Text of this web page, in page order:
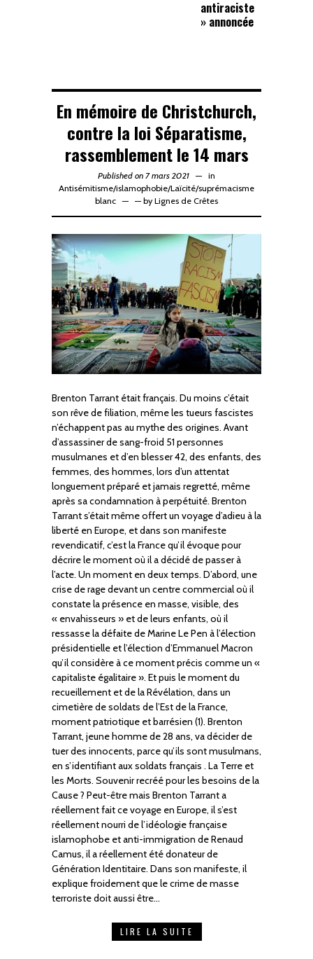
antiraciste
» annoncée
En mémoire de Christchurch,
contre la loi Séparatisme,
rassemblement le 14 mars
Published on 7 mars 2021
in
Antisémitisme/islamophobie/Laïcité/suprémacisme
blanc
— by Lignes de Crêtes
Brenton Tarrant était français. Du moins c’était
son rêve de filiation, même les tueurs fascistes
n’échappent pas au mythe des origines. Avant
d’assassiner de sang-froid 51 personnes
musulmanes et d’en blesser 42, des enfants, des
femmes, des hommes, lors d’un attentat
longuement préparé et jamais regretté, même
après sa condamnation à perpétuité. Brenton
Tarrant s’était même offert un voyage d’adieu à la
liberté en Europe, et dans son manifeste
revendicatif, c’est la France qu’il évoque pour
décrire le moment où il a décidé de passer à
l’acte. Un moment en deux temps. D’abord, une
crise de rage devant un centre commercial où il
constate la présence en masse, visible, des
« envahisseurs » et de leurs enfants, où il
ressasse la défaite de Marine Le Pen à l’élection
présidentielle et l’élection d’Emmanuel Macron
qu’il considère à ce moment précis comme un «
capitaliste égalitaire ». Et puis le moment du
recueillement et de la Révélation, dans un
cimetière de soldats de l’Est de la France,
moment patriotique et barrésien (1). Brenton
Tarrant, jeune homme de 28 ans, va décider de
tuer des innocents, parce qu’ils sont musulmans,
en s’identifiant aux soldats français . La Terre et
les Morts. Souvenir recréé pour les besoins de la
Cause ? Peut-être mais Brenton Tarrant a
réellement fait ce voyage en Europe, il s’est
réellement nourri de l’idéologie française
islamophobe et anti-immigration de Renaud
Camus, il a réellement été donateur de
Génération Identitaire. Dans son manifeste, il
explique froidement que le crime de masse
terroriste doit aussi être…
LIRE LA SUITE